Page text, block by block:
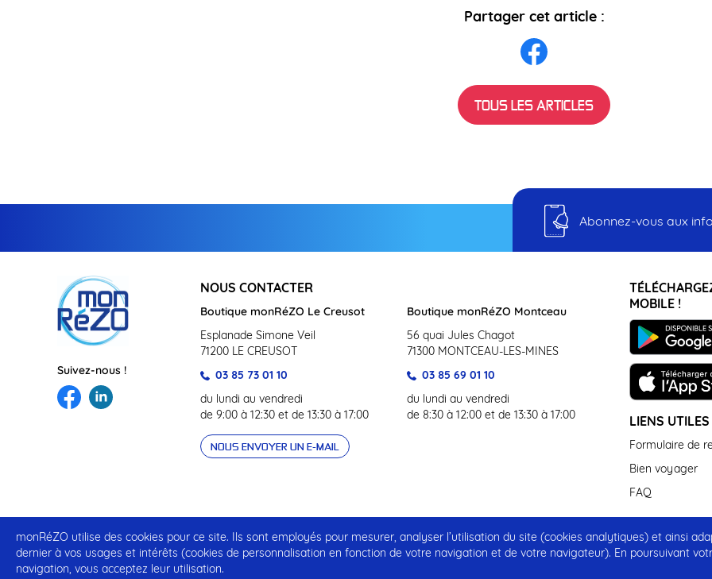
Partager cet article :
TOUS LES ARTICLES
Abonnez-vous aux
Suivez-nous !
NOUS CONTACTER
Boutique monRéZO Le Creusot
Esplanade Simone Veil
71200 LE CREUSOT
03 85 73 01 10
du lundi au vendredi
de 9:00 à 12:30 et de 13:30 à 17:00
Boutique monRéZO Montceau
56 quai Jules Chagot
71300 MONTCEAU-LES-MINES
03 85 69 01 10
du lundi au vendredi
de 8:30 à 12:00 et de 13:30 à 17:00
NOUS ENVOYER UN E-MAIL
MOBILE !
LIENS UTILES
Formulaire de
Bien voyager
FAQ
Mentions légales Conditions Générales d’Utilisation CP – Protection des Données à Caractère Personnel Plan du site
monRéZO utilise des cookies pour ce site. Ils sont employés pour mesurer, analyser l’utilisation du site (cookies analytiques) et ainsi
dernier à vos usages et intérêts (cookies de personnalisation en fonction de votre navigation et de votre navigateur). En poursuivant
navigation, vous acceptez leur utilisation.